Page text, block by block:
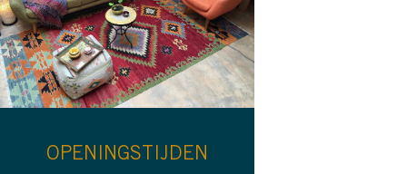
OPENINGSTIJDEN